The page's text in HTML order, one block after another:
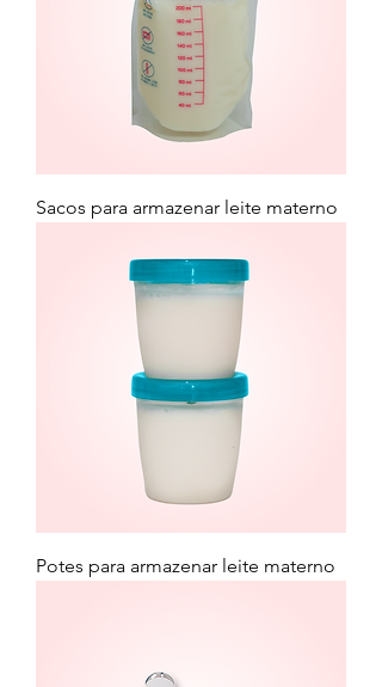
Sacos para armazenar leite materno
Potes para armazenar leite materno